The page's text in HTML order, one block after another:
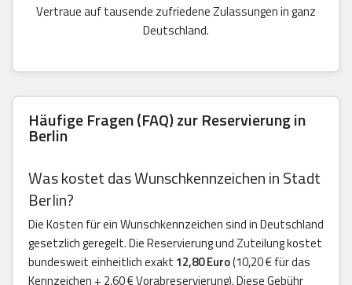
Vertraue auf tausende zufriedene Zulassungen in ganz
Deutschland.
Häufige Fragen (FAQ) zur Reservierung in
Berlin
Was kostet das Wunschkennzeichen in Stadt
Berlin?
Die Kosten für ein Wunschkennzeichen sind in Deutschland
gesetzlich geregelt. Die Reservierung und Zuteilung kostet
bundesweit einheitlich exakt 12,80 Euro(10,20 € für das
Kennzeichen + 2,60 € Vorabreservierung). Diese Gebühr